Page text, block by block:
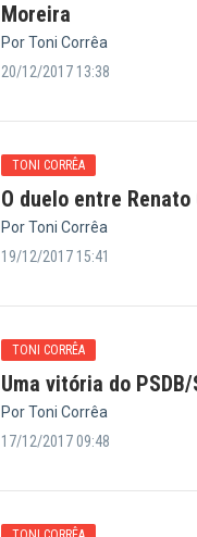
Moreira
Por Toni Corrêa
20/12/2017 13:38
TONI CORRÊA
O duelo entre
Por Toni Corrêa
19/12/2017 15:41
TONI CORRÊA
Uma vitória do PSDB/
Por Toni Corrêa
17/12/2017 09:48